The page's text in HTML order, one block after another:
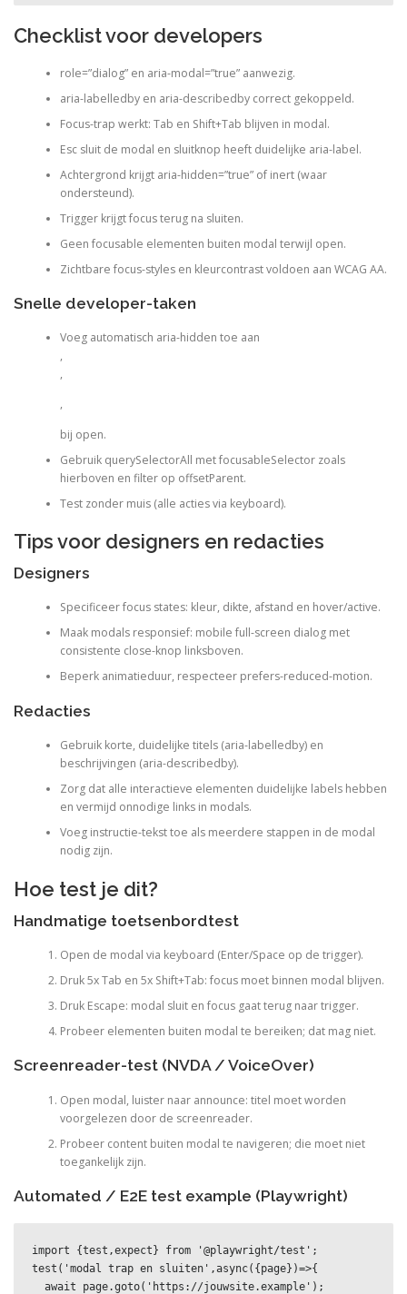
Checklist voor developers
role=”dialog” en aria-modal=”true” aanwezig.
aria-labelledby en aria-describedby correct gekoppeld.
Focus-trap werkt: Tab en Shift+Tab blijven in modal.
Esc sluit de modal en sluitknop heeft duidelijke aria-label.
Achtergrond krijgt aria-hidden=”true” of inert (waar
ondersteund).
Trigger krijgt focus terug na sluiten.
Geen focusable elementen buiten modal terwijl open.
Zichtbare focus-styles en kleurcontrast voldoen aan WCAG AA.
Snelle developer-taken
Voeg automatisch aria-hidden toe aan
,
,
,
bij open.
Gebruik querySelectorAll met focusableSelector zoals
hierboven en filter op offsetParent.
Test zonder muis (alle acties via keyboard).
Tips voor designers en redacties
Designers
Specificeer focus states: kleur, dikte, afstand en hover/active.
Maak modals responsief: mobile full-screen dialog met
consistente close-knop linksboven.
Beperk animatieduur, respecteer prefers-reduced-motion.
Redacties
Gebruik korte, duidelijke titels (aria-labelledby) en
beschrijvingen (aria-describedby).
Zorg dat alle interactieve elementen duidelijke labels hebben
en vermijd onnodige links in modals.
Voeg instructie-tekst toe als meerdere stappen in de modal
nodig zijn.
Hoe test je dit?
Handmatige toetsenbordtest
Open de modal via keyboard (Enter/Space op de trigger).
Druk 5x Tab en 5x Shift+Tab: focus moet binnen modal blijven.
Druk Escape: modal sluit en focus gaat terug naar trigger.
Probeer elementen buiten modal te bereiken; dat mag niet.
Screenreader-test (NVDA / VoiceOver)
Open modal, luister naar announce: titel moet worden
voorgelezen door de screenreader.
Probeer content buiten modal te navigeren; die moet niet
toegankelijk zijn.
Automated / E2E test example (Playwright)
import {test,expect} from '@playwright/test';
test('modal trap en sluiten',async({page})=>{